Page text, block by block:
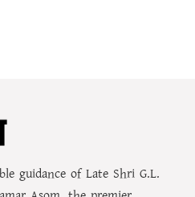
guidance of Late Shri G.L.